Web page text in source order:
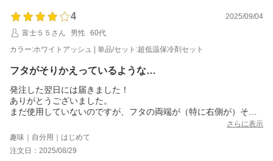
4
2025/09/04
富士５５さん
男性
60代
カラー:ホワイトアッシュ | 単品/セット:超低温保冷剤セット
フタがそりかえっているような…
発注した翌日には届きました！
ありがとうございました。
まだ使用していないのですが、フタの両端が（特に右側が）そり
かえっているように見え、隙間があるように見えるのですが、大
丈夫なんでしょうか？
写真を添付しました。
品物は、頑丈でしっかりしてそうです！
さらに表示
趣味｜自分用｜はじめて
注文日：2025/08/29